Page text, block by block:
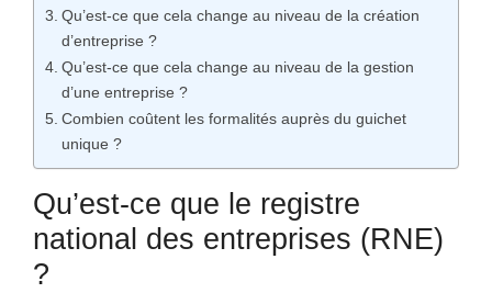
Qu’est-ce que cela change au niveau de la création
d’entreprise ?
Qu’est-ce que cela change au niveau de la gestion
d’une entreprise ?
Combien coûtent les formalités auprès du guichet
unique ?
Qu’est-ce que le registre
national des entreprises (RNE)
?